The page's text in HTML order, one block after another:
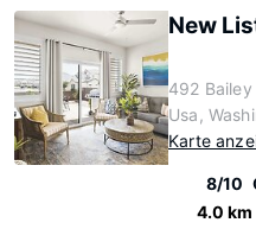
New
492
Usa,
Karte
8/10
4.0 km